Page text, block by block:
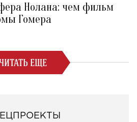
Нолана: чем фильм
Гомера
ЕЩЕ